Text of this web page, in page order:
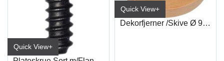
Quick View+
Quick View+
Dekorfjerner /Skive Ø 90Mm 7035D